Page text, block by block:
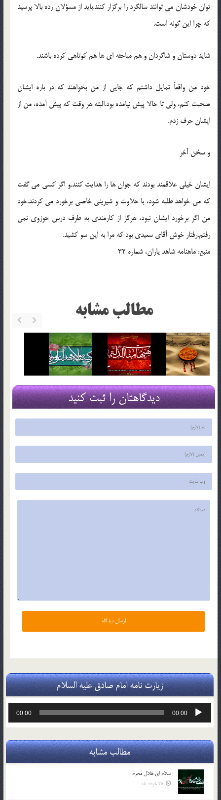
توان خودشان مي توانند سالگرد را برگزار کنند.بايد از مسؤلان رده بالا پرسيد
که چرا اين گونه است.
شايد دوستان و شاگردان و هم مباحثه اي ها هم کوتاهي کرده باشند.
خود من واقعاً تمايل داشتم که جايي از من بخواهند که در باره ايشان
صحبت کنم، ولي تا حالا پيش نيامده بود.البته هر وقت که پيش آمده، من از
ايشان حرف زدم.
و سخن آخر
ايشان خيلي علاقمند بودند که جوان ها را هدايت کنند.و اگر کسي مي گفت
که مي خواهد طلبه شود، با حلاوت و شيريني خاصي برخورد مي کردند.خود
من اگر برخورد ايشان نبود، هرگز از کارمندي به طرف درس حوزوي نمي
رفتم.رفتار خوش آقاي سعيدي بود که مرا به اين سو کشيد.
منبع: ماهنامه شاهد یاران، شماره 32
مطالب مشابه
دیدگاهتان را ثبت کنید
زیارت نامه امام صادق علیه السلام
پخش‌کننده
00:00
00:00
مطالب مشابه
سلام ای هلال محرم
25 خرداد 05